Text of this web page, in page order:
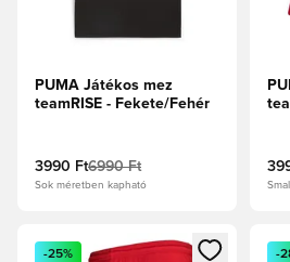
PUMA Játékos mez
teamRISE - Fekete/Fehér
3990 Ft6990 Ft
Sok méretben kapható
Megnyit egy modált a
-25% -